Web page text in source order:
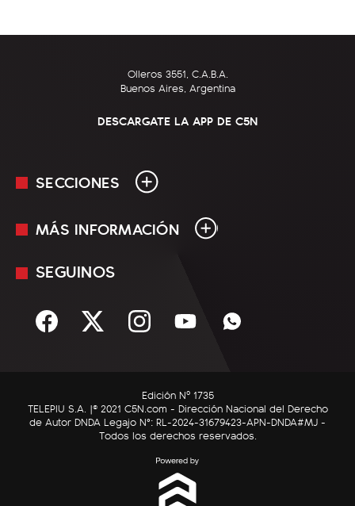
Olleros 3551, C.A.B.A.
Buenos Aires, Argentina
DESCARGATE LA APP DE C5N
SECCIONES
En Vivo
Sociedad
C5N Autos
RatingCero
MÁS INFORMACIÓN
Mediakit
Términos y condiciones
SEGUINOS
Edición Nº 1735
TELEPIU S.A. |© 2021 C5N.com - Dirección Nacional del Derecho
de Autor DNDA Legajo N°: RL-2024-31679423-APN-DNDA#MJ -
Todos los derechos reservados.